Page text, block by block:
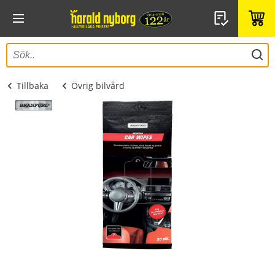
Tillbaka Övrig bilvård